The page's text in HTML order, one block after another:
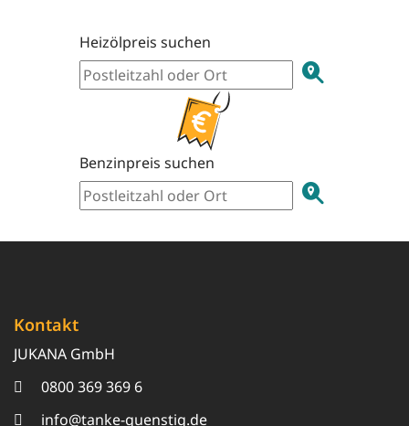
Heizölpreis suchen
Benzinpreis suchen
Kontakt
JUKANA GmbH
0800 369 369 6
info@tanke-guenstig.de